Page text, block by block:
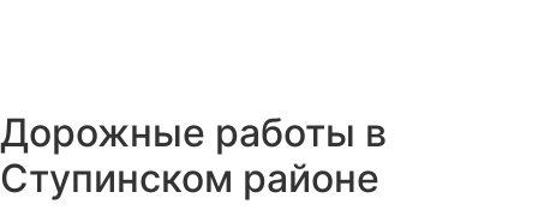
Дорожные работы в
Ступинском районе